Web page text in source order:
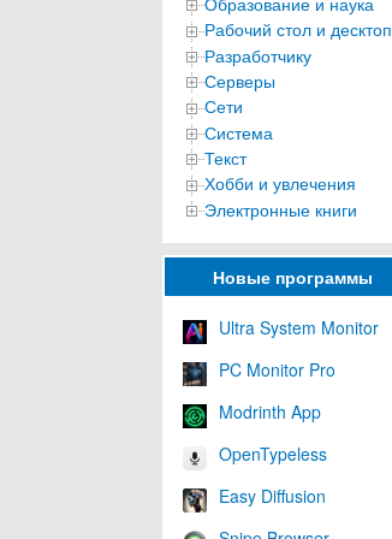
Рабочий стол и десктоп
Разработчику
Серверы
Сети
Система
Текст
Хобби и увлечения
Электронные книги
Новые программы
Ultra System Monitor
PC Monitor Pro
Modrinth App
OpenTypeless
Easy Diffusion